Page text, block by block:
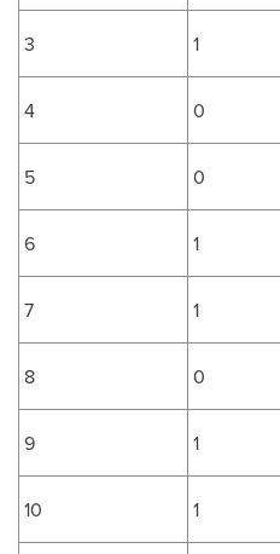
3 1
4 0
5 0
6 1
7 1
8 0
9 1
10 1